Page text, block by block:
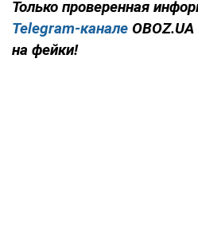
Только проверенная
Telegram-канале
на фейки!